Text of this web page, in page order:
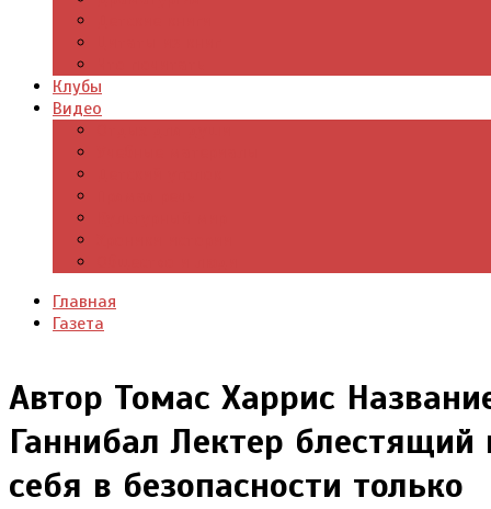
Клубы
Видео
Главная
Газета
Автор Томас Харрис
Ганнибал Лектер
себя в безопасности только